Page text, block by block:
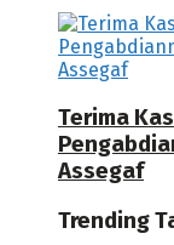
Terima
Assegaf
Trending